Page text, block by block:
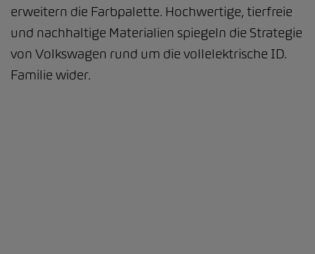
erweitern die Farbpalette. Hochwertige, tierfreie
und nachhaltige Materialien spiegeln die Strategie
von Volkswagen rund um die vollelektrische ID.
Familie wider.